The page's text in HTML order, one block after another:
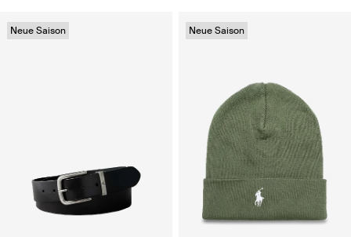
Neue Saison Neue Saison